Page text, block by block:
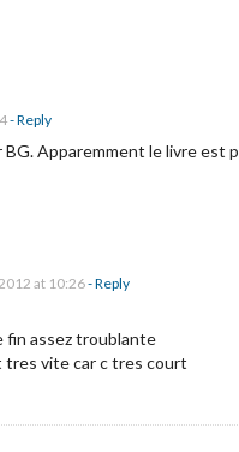
- Reply
Apparemment le livre est
at 10:26- Reply
fin assez troublante
tres vite car c tres court